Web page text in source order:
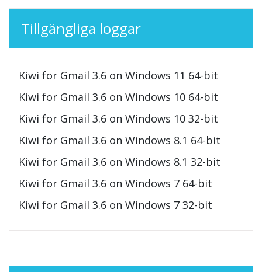
Tillgängliga loggar
Kiwi for Gmail 3.6 on Windows 11 64-bit
Kiwi for Gmail 3.6 on Windows 10 64-bit
Kiwi for Gmail 3.6 on Windows 10 32-bit
Kiwi for Gmail 3.6 on Windows 8.1 64-bit
Kiwi for Gmail 3.6 on Windows 8.1 32-bit
Kiwi for Gmail 3.6 on Windows 7 64-bit
Kiwi for Gmail 3.6 on Windows 7 32-bit